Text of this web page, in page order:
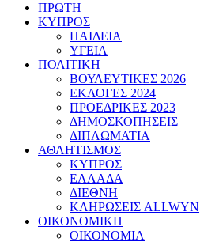
ΠΡΩΤΗ
ΚΥΠΡΟΣ
ΠΑΙΔΕΙΑ
ΥΓΕΙΑ
ΠΟΛΙΤΙΚΗ
ΒΟΥΛΕΥΤΙΚΕΣ 2026
ΕΚΛΟΓΕΣ 2024
ΠΡΟΕΔΡΙΚΕΣ 2023
ΔΗΜΟΣΚΟΠΗΣΕΙΣ
ΔΙΠΛΩΜΑΤΙΑ
ΑΘΛΗΤΙΣΜΟΣ
ΚΥΠΡΟΣ
ΕΛΛΑΔΑ
ΔΙΕΘΝΗ
ΚΛΗΡΩΣΕΙΣ ALLWYN
ΟΙΚΟΝΟΜΙΚΗ
ΟΙΚΟΝΟΜΙΑ